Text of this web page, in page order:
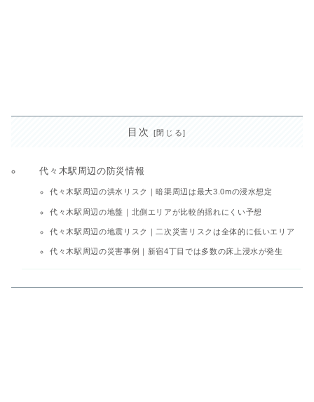
目次
代々木駅周辺の防災情報
代々木駅周辺の洪水リスク｜暗渠周辺は最大3.0mの浸水想定
代々木駅周辺の地盤｜北側エリアが比較的揺れにくい予想
代々木駅周辺の地震リスク｜二次災害リスクは全体的に低いエリア
代々木駅周辺の災害事例｜新宿4丁目では多数の床上浸水が発生